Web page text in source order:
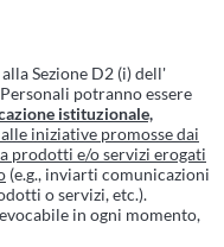
Sezione D2 (i) dell'
potranno essere
istituzionale,
iniziative promosse dai
prodotti e/o servizi erogati
(e.g., inviarti comunicazioni
o servizi, etc.).
in ogni momento,